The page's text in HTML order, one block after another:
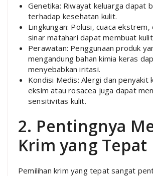
Genetika: Riwayat keluarga dapat
terhadap kesehatan kulit.
Lingkungan: Polusi, cuaca ekstrem,
sinar matahari dapat membuat
Perawatan: Penggunaan produk
mengandung bahan kimia keras
menyebabkan iritasi.
Kondisi Medis: Alergi dan penyakit
eksim atau rosacea juga dapat
sensitivitas kulit.
2. Pentingnya
Krim yang Tepat
Pemilihan krim yang tepat sangat